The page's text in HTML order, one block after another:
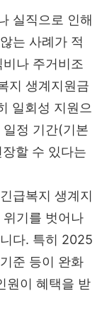
실직으로 인해
는 사례가 적
나 주거비조
지 생계지원금
일회성 지원으
정 기간(기본
할 수 있다는
급복지 생계지
기를 벗어나
다. 특히 2025
준 등이 완화
원이 혜택을 받